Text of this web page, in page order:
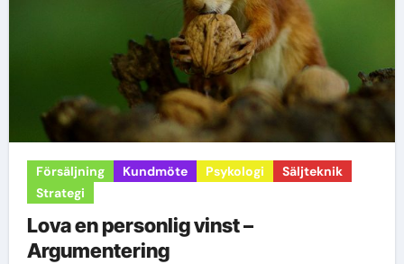
Försäljning Kundmöte Psykologi
Säljteknik
Strategi
Lova en personlig vinst –
Argumentering